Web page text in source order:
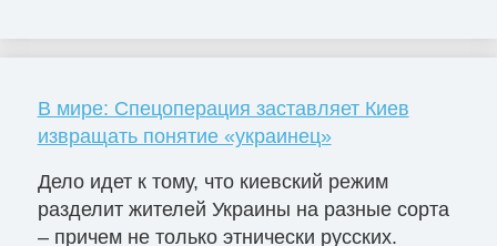
В мире: Спецоперация заставляет Киев
извращать понятие «украинец»
Дело идет к тому, что киевский режим
разделит жителей Украины на разные сорта
– причем не только этнически русских.